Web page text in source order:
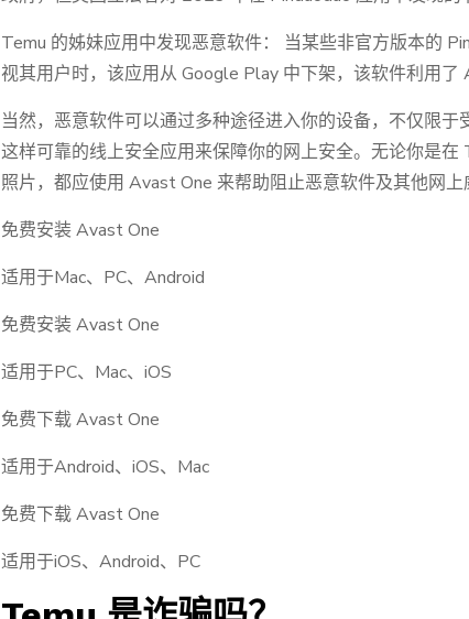
Temu 的姊妹应用中发现恶意软件： 当某些非官方版本的
视其用户时，该应用从 Google Play 中下架，该软件利用了
当然，恶意软件可以通过多种途径进入你的设备，不仅限
这样可靠的线上安全应用来保障你的网上安全。无论你是
照片，都应使用 Avast One 来帮助阻止恶意软件及其他网上
免费安装 Avast One
适用于Mac、PC、Android
免费安装 Avast One
适用于PC、Mac、iOS
免费下载 Avast One
适用于Android、iOS、Mac
免费下载 Avast One
适用于iOS、Android、PC